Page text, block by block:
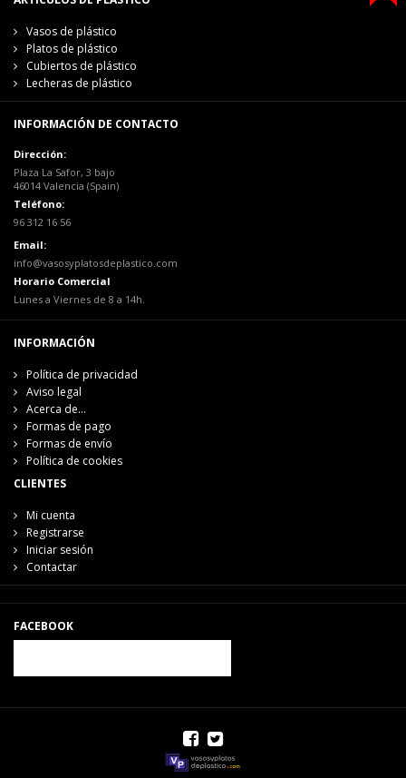
Vasos de plástico
Platos de plástico
Cubiertos de plástico
Lecheras de plástico
INFORMACIÓN DE CONTACTO
Dirección:
Plaza La Safor, 3 bajo
46014 Valencia (Spain)
Teléfono:
96 312 16 56
Email:
info@vasosyplatosdeplastico.com
Horario Comercial
Lunes a Viernes de 8 a 14h.
INFORMACIÓN
Política de privacidad
Aviso legal
Acerca de...
Formas de pago
Formas de envío
Política de cookies
CLIENTES
Mi cuenta
Registrarse
Iniciar sesión
Contactar
FACEBOOK